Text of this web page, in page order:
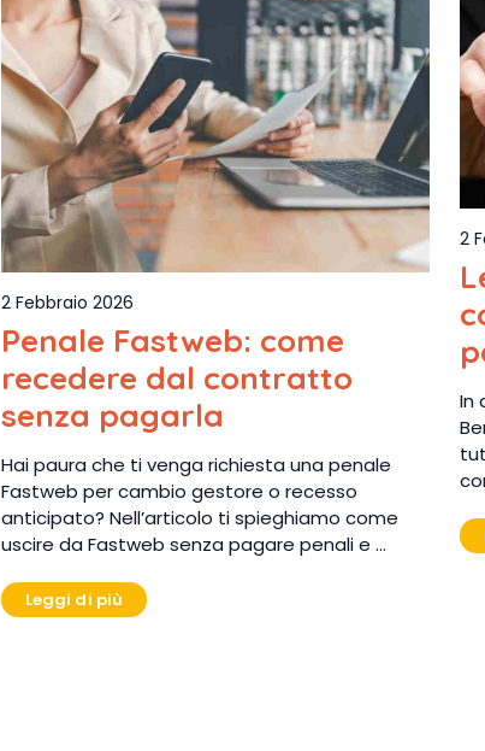
2 Febbraio 2026
Penale Fastweb: come
recedere dal contratto
senza pagarla
Hai paura che ti venga richiesta una penale
Fastweb per cambio gestore o recesso
anticipato? Nell’articolo ti spieghiamo come
uscire da Fastweb senza pagare penali e …
Leggi di più
2
In